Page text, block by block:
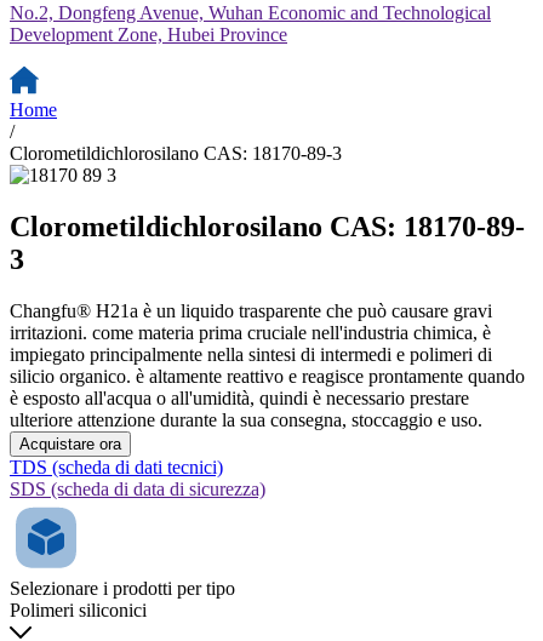
No.2, Dongfeng Avenue, Wuhan Economic and Technological
Development Zone, Hubei Province
Home
/
Clorometildichlorosilano CAS: 18170-89-3
Clorometildichlorosilano CAS: 18170-89-
3
Changfu® H21a è un liquido trasparente che può causare gravi
irritazioni. come materia prima cruciale nell'industria chimica, è
impiegato principalmente nella sintesi di intermedi e polimeri di
silicio organico. è altamente reattivo e reagisce prontamente quando
è esposto all'acqua o all'umidità, quindi è necessario prestare
ulteriore attenzione durante la sua consegna, stoccaggio e uso.
Acquistare ora
TDS (scheda di dati tecnici)
SDS (scheda di data di sicurezza)
Selezionare i prodotti per tipo
Polimeri siliconici